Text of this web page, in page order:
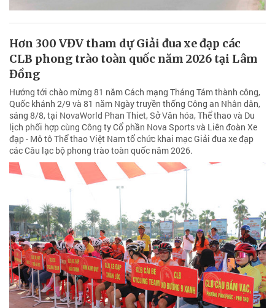
Hơn 300 VĐV tham dự Giải đua xe đạp các
CLB phong trào toàn quốc năm 2026 tại Lâm
Đồng
Hướng tới chào mừng 81 năm Cách mạng Tháng Tám thành công,
Quốc khánh 2/9 và 81 năm Ngày truyền thống Công an Nhân dân,
sáng 8/8, tại NovaWorld Phan Thiet, Sở Văn hóa, Thể thao và Du
lịch phối hợp cùng Công ty Cổ phần Nova Sports và Liên đoàn Xe
đạp - Mô tô Thể thao Việt Nam tổ chức khai mạc Giải đua xe đạp
các Câu lạc bộ phong trào toàn quốc năm 2026.